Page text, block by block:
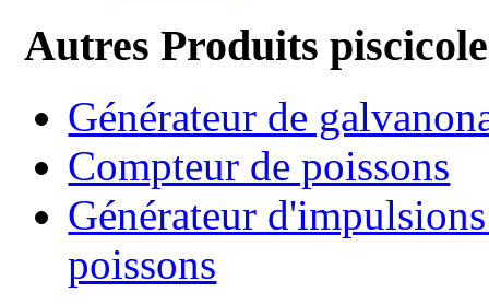
Autres Produits
Générateur de
Compteur de poissons
Générateur
poissons